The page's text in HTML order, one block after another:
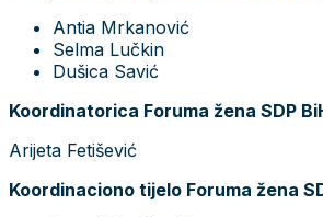
Antia Mrkanović
Selma Lučkin
Dušica Savić
Koordinatorica Foruma žena SDP
Arijeta Fetišević
Koordinaciono tijelo Foruma žena